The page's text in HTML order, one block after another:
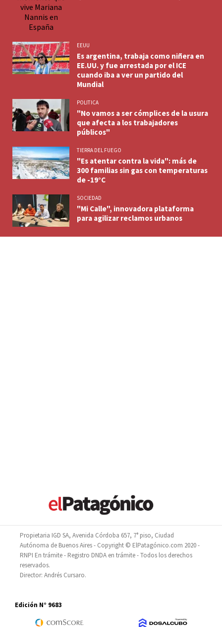
EEUU
Es argentina, trabaja como niñera en
EE.UU. y fue arrestada por el ICE
cuando iba a ver un partido del
Mundial
POLITICA
"No vamos a ser cómplices de la usura
que afecta a los trabajadores
públicos"
TIERRA DEL FUEGO
"Es atentar contra la vida": más de
300 familias sin gas con temperaturas
de -19°C
SOCIEDAD
"Mi Calle", innovadora plataforma
para agilizar reclamos urbanos
Propietaria IGD SA, Avenida Córdoba 657, 7° piso, Ciudad
Autónoma de Buenos Aires - Copyright © ElPatagónico.com 2020 -
RNPI En trámite - Registro DNDA en trámite - Todos los derechos
reservados.
Director: Andrés Cursaro.
Edición N° 9683